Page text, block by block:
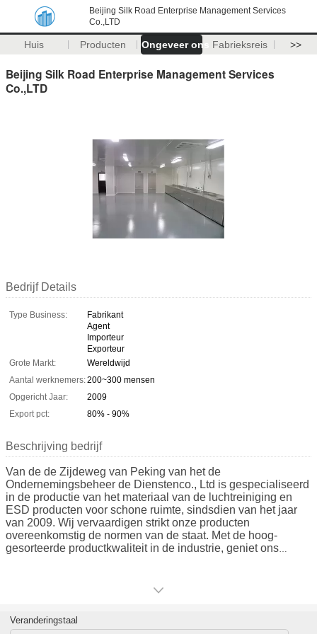
Beijing Silk Road Enterprise Management Services
Co.,LTD
Huis Producten Ongeveer ons Fabrieksreis >>
Beijing Silk Road Enterprise Management Services
Co.,LTD
Bedrijf Details
Type Business:
Fabrikant
Agent
Importeur
Exporteur
Grote Markt:
Wereldwijd
Aantal werknemers:200~300 mensen
Opgericht Jaar:
2009
Export pct:
80% - 90%
Beschrijving bedrijf
Van de de Zijdeweg van Peking van het de
Ondernemingsbeheer de Dienstenco., Ltd is gespecialiseerd
in de productie van het materiaal van de luchtreiniging en
ESD producten voor schone ruimte, sindsdien van het jaar
van 2009. Wij vervaardigen strikt onze producten
overeenkomstig de normen van de staat. Met de hoog-
gesorteerde productkwaliteit in de industrie, geniet ons
Veranderingstaal